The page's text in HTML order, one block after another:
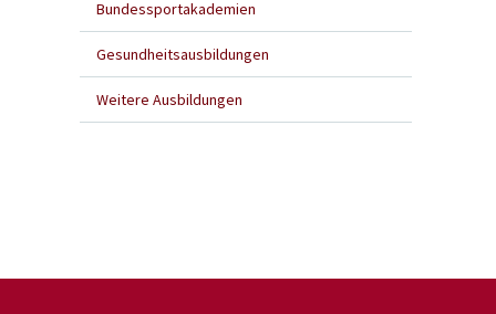
Bundessportakademien
Gesundheitsausbildungen
Weitere Ausbildungen